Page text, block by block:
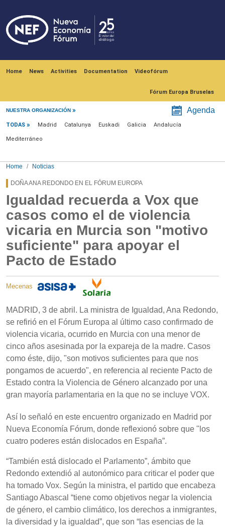
Home News Activities Documentation Videofórum
Fórum Europa Bruselas
NUESTRA ORGANIZACIÓN Agenda
Menú noticias
TODAS Madrid Catalunya Euskadi Galicia Andalucía
Mediterráneo
Home Noticias
DOÑA ANA REDONDO EN EL FÓRUM EUROPA
Igualdad recuerda a Vox que
casos como el de violencia
vicaria en Murcia son "motivo
suficiente" para apoyar el
Pacto de Estado
Mecenas
MADRID, 3 de abril. La ministra de Igualdad, Ana Redondo,
se refirió en el Fórum Europa al último caso confirmado de
violencia vicaria, ocurrido en Murcia con una menor de
cinco años asesinada por la expareja de la madre. Casos
como éste, dijo, "son motivos suficientes para que nos
pongamos de acuerdo", en referencia al reciente Pacto de
Estado contra la Violencia de Género alcanzado por una
gran mayoría parlamentaria en la que no se incluye VOX.
Así lo señaló en este encuentro organizado en Madrid por
Nueva Economía Fórum, donde reflexionó sobre que "los
cuatro poderes están dislocados en España”.
“También está dislocado el Parlamento”, ámbito que
Redondo extendió al autonómico para criticar el poder que
ha tomado Vox. Según la ministra, el partido que encabeza
Santiago Abascal “tiene como objetivos negar la violencia
de género, el cambio climático, los derechos a inmigrantes,
la diversidad y la igualdad”, que son “las esencias de la